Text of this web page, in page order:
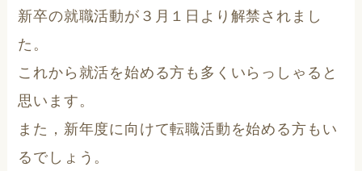
新卒の就職活動が３月１日より解禁されまし
た。
これから就活を始める方も多くいらっしゃると
思います。
また，新年度に向けて転職活動を始める方もい
るでしょう。